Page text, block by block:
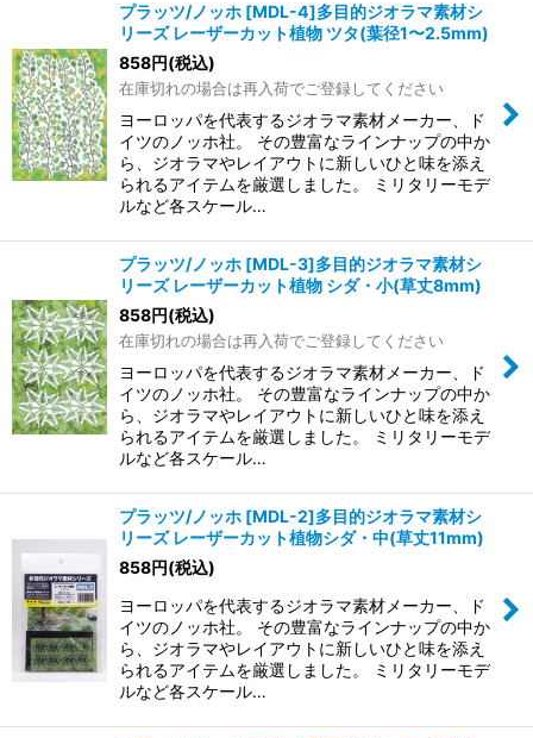
プラッツ/ノッホ [MDL-4]多目的ジオラマ素材シ
リーズ レーザーカット植物 ツタ(葉径1〜2.5mm)
858円(税込)
在庫切れの場合は再入荷でご登録してください
ヨーロッパを代表するジオラマ素材メーカー、ド
イツのノッホ社。 その豊富なラインナップの中か
ら、ジオラマやレイアウトに新しいひと味を添え
られるアイテムを厳選しました。 ミリタリーモデ
ルなど各スケール…
プラッツ/ノッホ [MDL-3]多目的ジオラマ素材シ
リーズ レーザーカット植物 シダ・小(草丈8mm)
858円(税込)
在庫切れの場合は再入荷でご登録してください
ヨーロッパを代表するジオラマ素材メーカー、ド
イツのノッホ社。 その豊富なラインナップの中か
ら、ジオラマやレイアウトに新しいひと味を添え
られるアイテムを厳選しました。 ミリタリーモデ
ルなど各スケール…
プラッツ/ノッホ [MDL-2]多目的ジオラマ素材シ
リーズ レーザーカット植物シダ・中(草丈11mm)
858円(税込)
ヨーロッパを代表するジオラマ素材メーカー、ド
イツのノッホ社。 その豊富なラインナップの中か
ら、ジオラマやレイアウトに新しいひと味を添え
られるアイテムを厳選しました。 ミリタリーモデ
ルなど各スケール…